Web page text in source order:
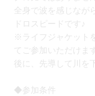
全身で波を感じなが
ドロスピードです♪
※ライフジャケット
てご参加いただけ
後に、先導して川を
◆参加条件